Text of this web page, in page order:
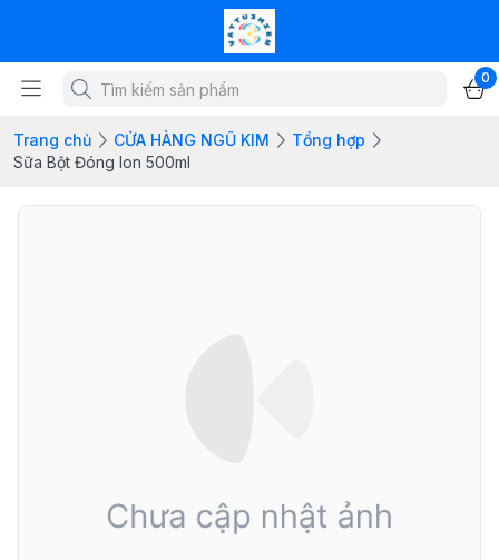
0
Trang chủ CỬA HÀNG NGŨ KIM
Tổng hợp
Sữa Bột Đóng lon 500ml